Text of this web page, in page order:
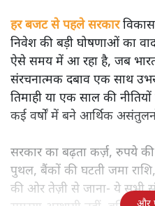
हर बजट से पहले सरकार
निवेश की बड़ी घोषणाओं का
ऐसे समय में आ रहा है, जब
संरचनात्मक दबाव एक साथ
तिमाही या एक साल की
कई वर्षों में बने आर्थिक
सरकार का बढ़ता कर्ज़, रुपये
पुथल, बैंकों की घटती जमा
की ओर तेज़ी से जाना- ये सभी